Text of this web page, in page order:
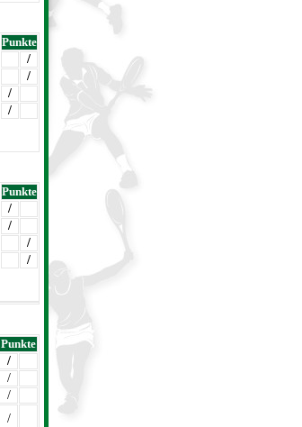
Punkte
/
/
/
/
Punkte
/
/
/
/
Punkte
/
/
/
/